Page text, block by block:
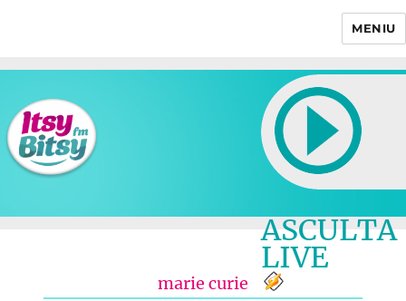
MENIU
ASCULTA
LIVE
marie curie